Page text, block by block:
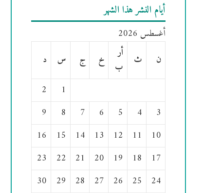
أيام النشر هذا الشهر
أغسطس 2026
ن
ث
أر
ب
خ ج س
د
1
2
3
4
5
6
7
8
9
10
11
12
13
14
15
16
17
18
19
20
21
22
23
24
25
26
27
28
29
30